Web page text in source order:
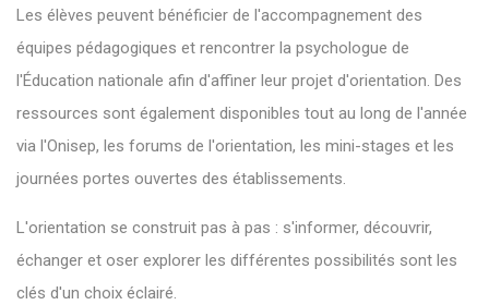
Les élèves peuvent bénéficier de l'accompagnement des
équipes pédagogiques et rencontrer la psychologue de
l'Éducation nationale afin d'affiner leur projet d'orientation. Des
ressources sont également disponibles tout au long de l'année
via l'Onisep, les forums de l'orientation, les mini-stages et les
journées portes ouvertes des établissements.
L'orientation se construit pas à pas : s'informer, découvrir,
échanger et oser explorer les différentes possibilités sont les
clés d'un choix éclairé.